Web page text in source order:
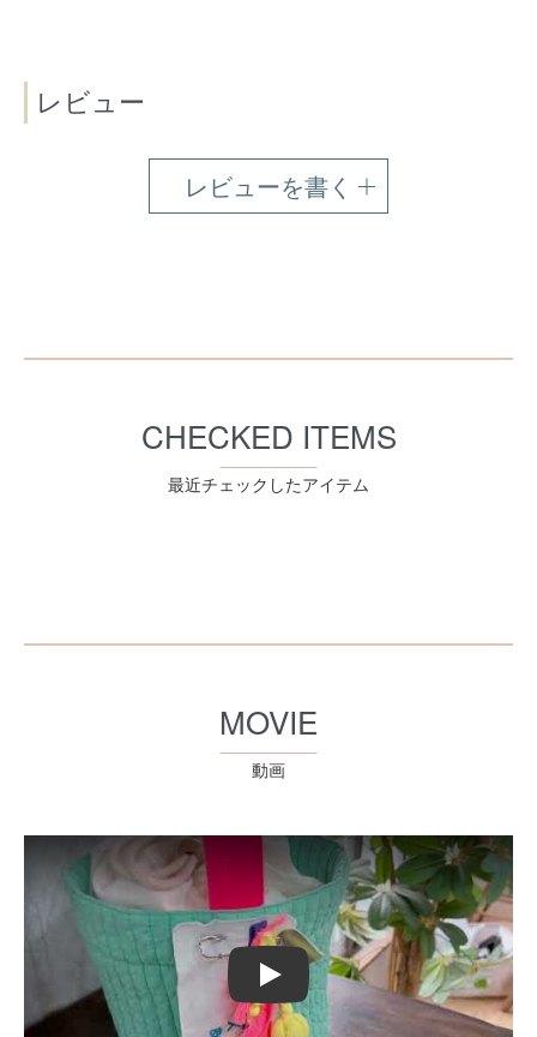
レビュー
レビューを書く
CHECKED ITEMS
最近チェックしたアイテム
MOVIE
動画
Play